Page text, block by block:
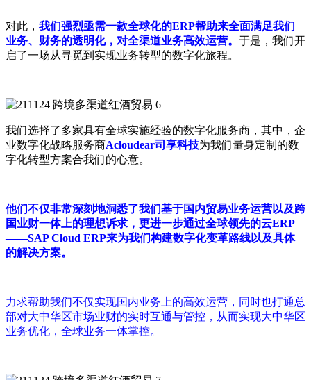
对此， 我们强烈亟需一款全球化的ERP帮助来全面满足我们
业务、财务的透明化，对全渠道业务高效运营。 于是，我们开
启了一场从寻觅到实现业务转型的数字化旅程。
我们选择了多家具有全球实施经验的数字化服务商，其中，企
业数字化战略服务商Acloudear司享科技为我们量身定制的数
字化转型方案合我们的心意。
他们不仅非常深刻地洞悉了我们基于国内贸易业务运营以及跨
国业财一体上的理想诉求，更进一步通过全球领先的云ERP
——SAP Cloud ERP来为我们构建数字化变革路线以及具体
的解决方案。
力求帮助我们不仅实现国内业务上的高效运营，同时也打通总
部对大中华区市场业财的实时互通与管控，从而实现大中华区
业务优化，全球业务一体掌控。